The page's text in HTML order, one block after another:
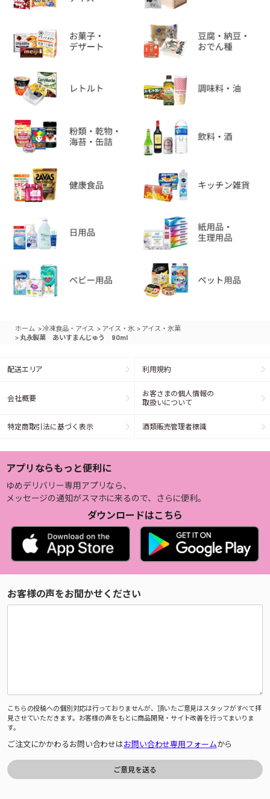
ホーム >冷凍食品・アイス > アイス・氷 > アイス・氷菓
> 丸永製菓 あいすまんじゅう 90ml
配送エリア 利用規約
会社概要
お客さまの個人情報の
取扱いについて
特定商取引法に基づく表示 酒類販売管理者標識
アプリならもっと便利に
ゆめデリバリー専用アプリなら、
メッセージの通知がスマホに来るので、さらに便利。
ダウンロードはこちら
お客様の声をお聞かせください
こちらの投稿への個別対応は行っておりませんが、頂いたご意見はスタッフがすべて拝
見させていただきます。お客様の声をもとに商品開発・サイト改善を行ってまいりま
す。
ご注文にかかわるお問い合わせはお問い合わせ専用フォームから